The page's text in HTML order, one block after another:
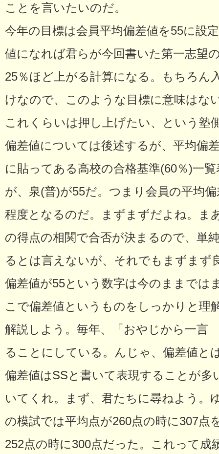
ことを言いたいのだ。
今年の目標は会員平均偏差値を55に設
値になれば君らが今回書いた第一志望
25％ほど上がる計算になる。もちろん
けなので、このような目標に意味はな
これくらいは押し上げたい、という塾
偏差値については後述するが、平均偏
に貼ってある高校の合格基準(60％)一
が、泉(普)が55だ。つまり会員の平均
程度となるのだ。まずまずだよね。ま
の得点の相関で合否が決まるので、単
るとは言えないが、それでもまずまず
偏差値が55という数字は今のままでは
こで偏差値というものをしっかりと理
解説しよう。毎年、「おやじから一言
ることにしている。んじゃ、偏差値と
偏差値はSSと書いて表現することが
いてくれ。まず、君たちに尋ねよう。
の模試では平均点が260点の時に307点
252点の時に300点だった。これって成